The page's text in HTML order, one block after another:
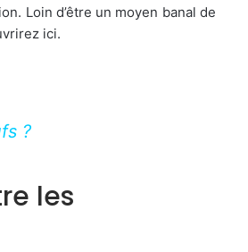
Loin d’être un moyen banal de
ici.
?
les